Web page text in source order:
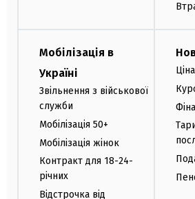
Мобілізація в
Україні
Звільнення з військової
служби
Мобілізація 50+
Мобілізація жінок
Контракт для 18-24-
річних
Відстрочка від